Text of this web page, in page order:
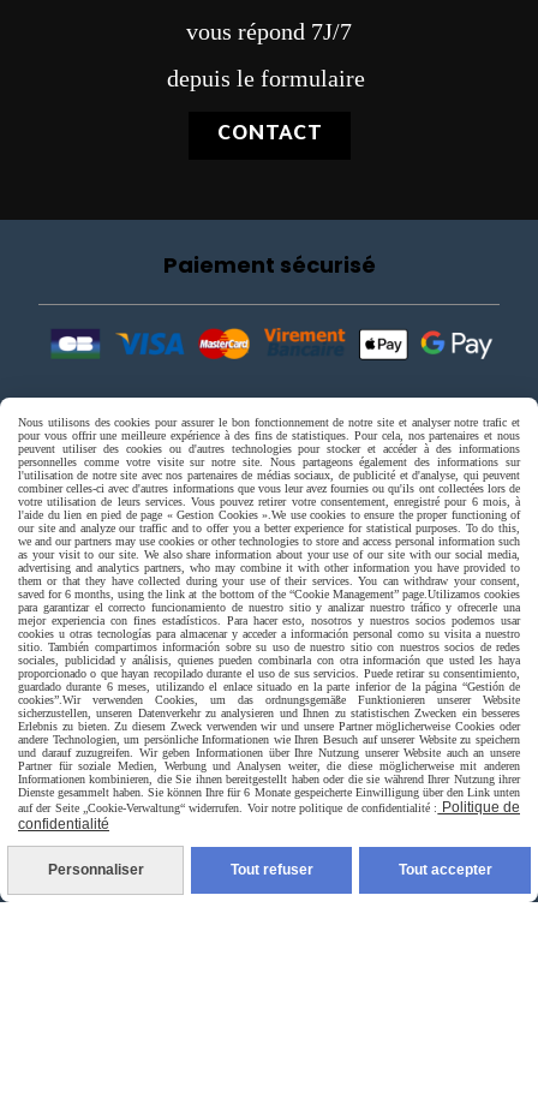
vous répond 7J/7
depuis le formulaire
CONTACT
Paiement sécurisé
Livraison rapide
livraison à domicile France et union europeen
Nous utilisons des cookies pour assurer le bon fonctionnement de notre site et analyser notre trafic et
pour vous offrir une meilleure expérience à des fins de statistiques. Pour cela, nos partenaires et nous
peuvent utiliser des cookies ou d'autres technologies pour stocker et accéder à des informations
personnelles comme votre visite sur notre site. Nous partageons également des informations sur
l'utilisation de notre site avec nos partenaires de médias sociaux, de publicité et d'analyse, qui peuvent
combiner celles-ci avec d'autres informations que vous leur avez fournies ou qu'ils ont collectées lors de
votre utilisation de leurs services. Vous pouvez retirer votre consentement, enregistré pour 6 mois, à
l'aide du lien en pied de page « Gestion Cookies ». We use cookies to ensure the proper functioning of
our site and analyze our traffic and to offer you a better experience for statistical purposes. To do this,
we and our partners may use cookies or other technologies to store and access personal information such
as your visit to our site. We also share information about your use of our site with our social media,
advertising and analytics partners, who may combine it with other information you have provided to
them or that they have collected during your use of their services. You can withdraw your consent,
saved for 6 months, using the link at the bottom of the “Cookie Management” page. Utilizamos cookies
para garantizar el correcto funcionamiento de nuestro sitio y analizar nuestro tráfico y ofrecerle una
mejor experiencia con fines estadísticos. Para hacer esto, nosotros y nuestros socios podemos usar
cookies u otras tecnologías para almacenar y acceder a información personal como su visita a nuestro
sitio. También compartimos información sobre su uso de nuestro sitio con nuestros socios de redes
sociales, publicidad y análisis, quienes pueden combinarla con otra información que usted les haya
proporcionado o que hayan recopilado durante el uso de sus servicios. Puede retirar su consentimiento,
guardado durante 6 meses, utilizando el enlace situado en la parte inferior de la página “Gestión de
cookies”. Wir verwenden Cookies, um das ordnungsgemäße Funktionieren unserer Website
sicherzustellen, unseren Datenverkehr zu analysieren und Ihnen zu statistischen Zwecken ein besseres
Erlebnis zu bieten. Zu diesem Zweck verwenden wir und unsere Partner möglicherweise Cookies oder
andere Technologien, um persönliche Informationen wie Ihren Besuch auf unserer Website zu speichern
und darauf zuzugreifen. Wir geben Informationen über Ihre Nutzung unserer Website auch an unsere
Partner für soziale Medien, Werbung und Analysen weiter, die diese möglicherweise mit anderen
Informationen kombinieren, die Sie ihnen bereitgestellt haben oder die sie während Ihrer Nutzung ihrer
Dienste gesammelt haben. Sie können Ihre für 6 Monate gespeicherte Einwilligung über den Link unten
auf der Seite „Cookie-Verwaltung“ widerrufen. Voir notre politique de confidentialité :
Politique de
confidentialité
Personnaliser Tout refuser Tout accepter